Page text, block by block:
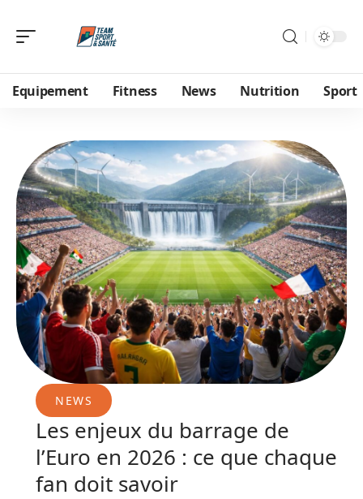
Equipement Fitness News Nutrition Sport
NEWS
Les enjeux du barrage de
l’Euro en 2026 : ce que chaque
fan doit savoir